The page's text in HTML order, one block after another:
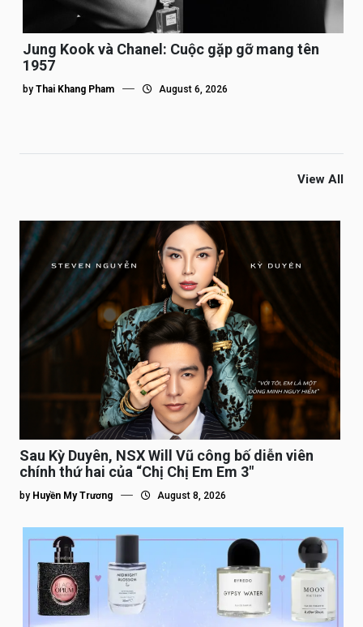
Jung Kook và Chanel: Cuộc gặp gỡ mang tên
1957
by Thai Khang Pham August 6, 2026
View All
Sau Kỳ Duyên, NSX Will Vũ công bố diễn viên
chính thứ hai của “Chị Chị Em Em 3″
by Huyền My Trương August 8, 2026